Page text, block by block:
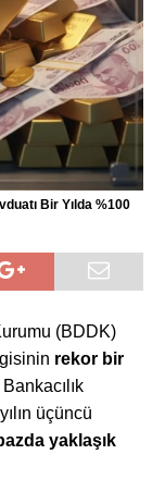
Bir Yılda %100
(BDDK)
rekor bir
üçüncü
yaklaşık